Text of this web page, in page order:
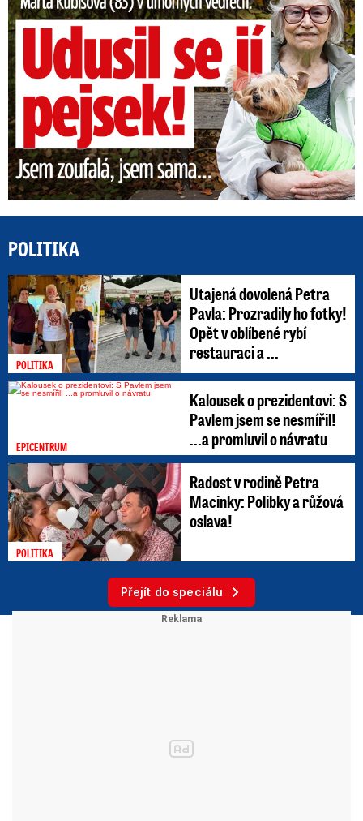
POLITIKA
POLITIKA
Utajená dovolená Petra
Pavla: Prozradily ho fotky!
Opět v oblíbené rybí
restauraci a ...
EPICENTRUM
Kalousek o prezidentovi: S
Pavlem jsem se nesmířil!
...a promluvil o návratu
POLITIKA
Radost v rodině Petra
Macinky: Polibky a růžová
oslava!
Přejít do speciálu